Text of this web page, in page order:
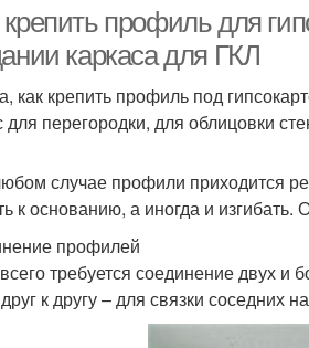
профиль для
каркаса для ГКЛ
как крепить профиль под
для перегородки, для облицовки
случае профили приходится
к основанию, а иногда и
профилей
требуется соединение двух
к другу – для связки